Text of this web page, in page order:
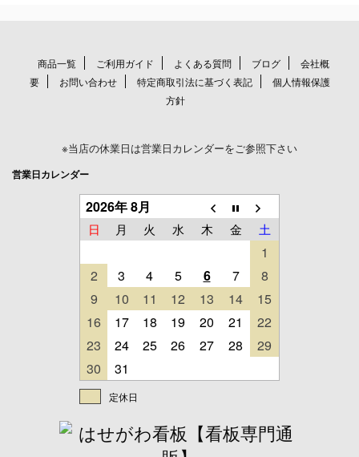
商品一覧 ご利用ガイド よくある質問 ブログ
会社概
要
お問い合わせ 特定商取引法に基づく表記
個人情報保護
方針
※当店の休業日は営業日カレンダーをご参照下さい
営業日カレンダー
2026年 8月
日 月 火 水 木 金 土
1
2
3 4 5 6 7
8
9
10 11 12 13 14
15
16
17 18 19 20 21
22
23
24 25 26 27 28
29
30
31
定休日